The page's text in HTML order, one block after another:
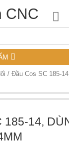
/ Đầu Cos SC 185-
185-14,